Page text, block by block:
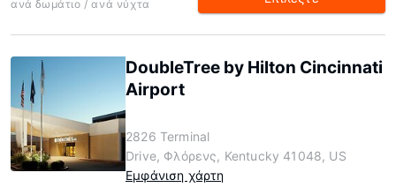
ανά δωμάτιο / ανά νύχτα
DoubleTree by Hilton Cincinnati
Airport
2826 Terminal
Drive, Φλόρενς, Kentucky 41048, US
Εμφάνιση χάρτη